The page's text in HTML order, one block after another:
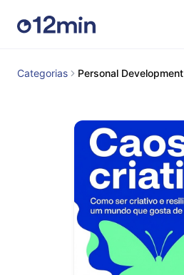
Categorias Personal Development